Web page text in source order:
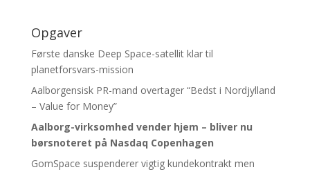
Opgaver
Første danske Deep Space-satellit klar til
planetforsvars-mission
Aalborgensisk PR-mand overtager “Bedst i Nordjylland
– Value for Money”
Aalborg-virksomhed vender hjem – bliver nu
børsnoteret på Nasdaq Copenhagen
GomSpace suspenderer vigtig kundekontrakt men